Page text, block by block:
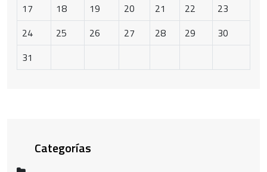
17
18 19 20 21 22
23
24
25 26 27 28 29
30
31
Categorías